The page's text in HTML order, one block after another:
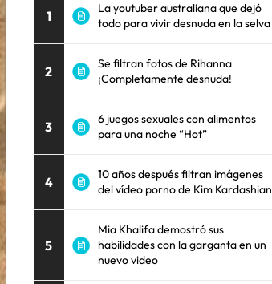
1
La youtuber australiana que dejó
todo para vivir desnuda en la selva
2
Se filtran fotos de Rihanna
¡Completamente desnuda!
3
6 juegos sexuales con alimentos
para una noche “Hot”
4
10 años después filtran imágenes
del vídeo porno de Kim Kardashian
5
Mia Khalifa demostró sus
habilidades con la garganta en un
nuevo video